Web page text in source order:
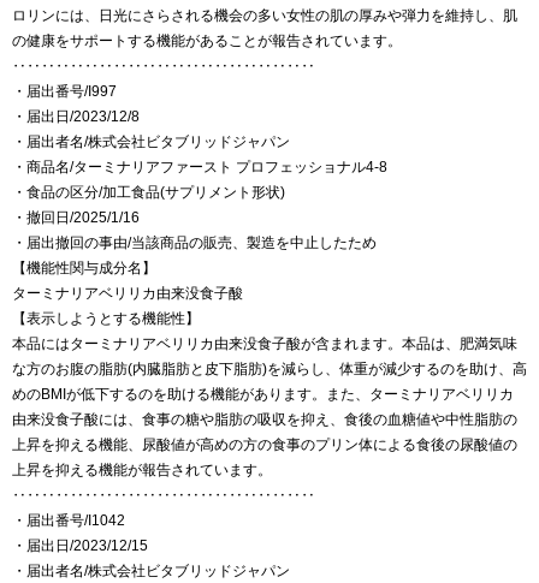
ロリンには、日光にさらされる機会の多い女性の肌の厚みや弾力を維持し、肌
の健康をサポートする機能があることが報告されています。
‥‥‥‥‥‥‥‥‥‥‥‥‥‥‥‥‥‥‥‥‥
・届出番号/I997
・届出日/2023/12/8
・届出者名/株式会社ビタブリッドジャパン
・商品名/ターミナリアファースト プロフェッショナル4-8
・食品の区分/加工食品(サプリメント形状)
・撤回日/2025/1/16
・届出撤回の事由/当該商品の販売、製造を中止したため
【機能性関与成分名】
ターミナリアベリリカ由来没食子酸
【表示しようとする機能性】
本品にはターミナリアベリリカ由来没食子酸が含まれます。本品は、肥満気味
な方のお腹の脂肪(内臓脂肪と皮下脂肪)を減らし、体重が減少するのを助け、高
めのBMIが低下するのを助ける機能があります。また、ターミナリアベリリカ
由来没食子酸には、食事の糖や脂肪の吸収を抑え、食後の血糖値や中性脂肪の
上昇を抑える機能、尿酸値が高めの方の食事のプリン体による食後の尿酸値の
上昇を抑える機能が報告されています。
‥‥‥‥‥‥‥‥‥‥‥‥‥‥‥‥‥‥‥‥‥
・届出番号/I1042
・届出日/2023/12/15
・届出者名/株式会社ビタブリッドジャパン